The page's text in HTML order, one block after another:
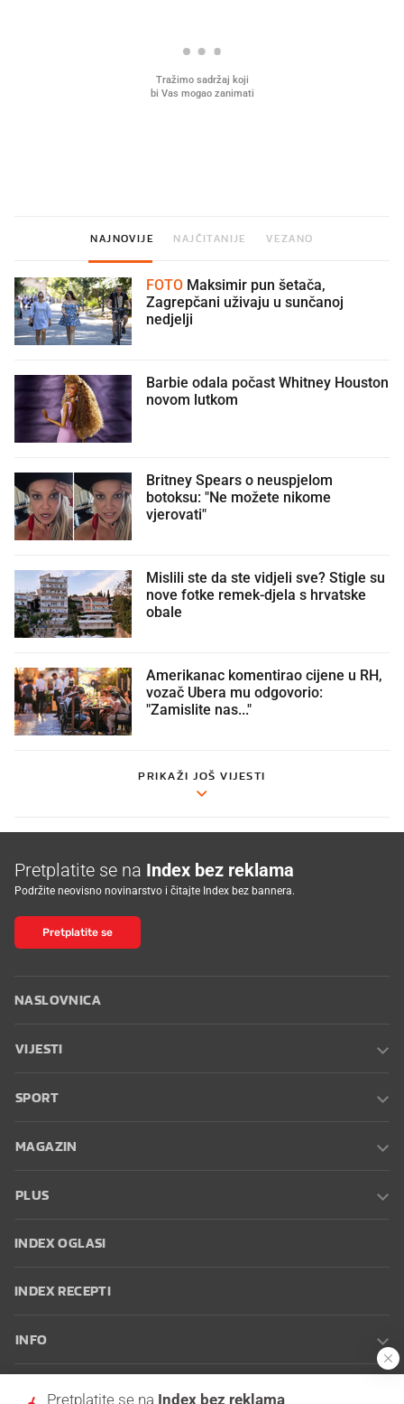
NAJNOVIJE NAJČITANIJE VEZANO
FOTO
Zagrepčani uživaju u sunčanoj
nedjelji
Barbie odala počast Whitney Houston
novom lutkom
Britney Spears o neuspjelom
botoksu: "Ne možete nikome
vjerovati"
Mislili ste da ste vidjeli sve? Stigle su
nove fotke remek-djela s hrvatske
obale
Amerikanac komentirao cijene u RH,
vozač Ubera mu odgovorio:
"Zamislite nas..."
PRIKAŽI JOŠ VIJESTI
Pretplatite se na Index bez reklama
Podržite neovisno novinarstvo i čitajte Index bez bannera.
Pretplatite se
NASLOVNICA
VIJESTI
SPORT
MAGAZIN
PLUS
INDEX OGLASI
INDEX RECEPTI
INFO
korištenja
Postavke kolačića
Pretplatite se na Index bez reklama